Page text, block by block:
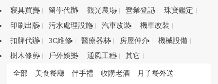
寢具買賣
留學代辦 觀光農場 營業登記
珠寶鑑定
印刷出版
污水處理設施 汽車改裝
機車改裝
扣牌代辦
3C維修 醫療器材 房屋仲介
機械設備
樹木修剪
戶外娛樂 通風工程 其它
全部 美食餐廳 伴手禮 收購老酒
月子餐外送